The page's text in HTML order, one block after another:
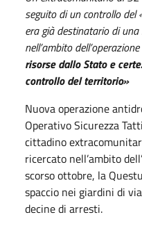
seguito di un controllo del
era già destinatario di
nell’ambito
risorse dallo Stato e
controllo del territorio»
Nuova operazione
Operativo Sicurezza
cittadino
ricercato nell’ambito
scorso ottobre, la
spaccio nei giardini di
decine di arresti.